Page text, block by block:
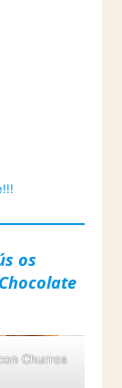
os
Churros